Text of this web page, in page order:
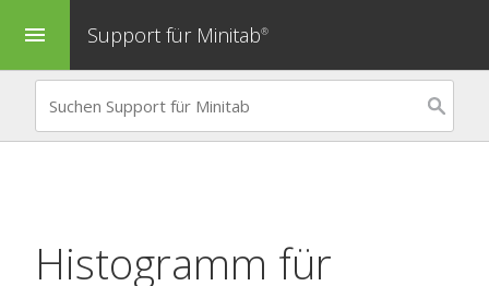
menu Support für Minitab®
Histogramm für